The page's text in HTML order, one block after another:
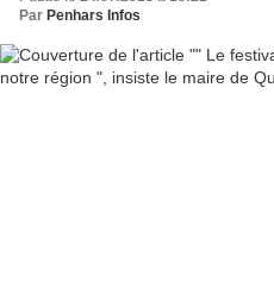
Par Penhars Infos